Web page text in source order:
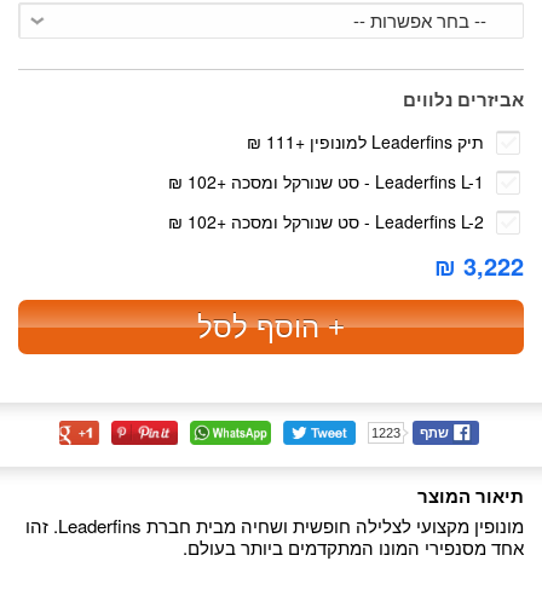
אביזרים נלווים
תיק Leaderfins למונופין +
111 ₪
Leaderfins L-1 - סט שנורקל ומסכה
+
102 ₪
Leaderfins L-2 - סט שנורקל ומסכה
+
102 ₪
3,222 ₪
+ הוסף לסל
שתף 1223
תיאור המוצר
מונופין מקצועי לצלילה חופשית ושחיה מבית חברת Leaderfins. זהו
אחד מסנפירי המונו המתקדמים ביותר בעולם.